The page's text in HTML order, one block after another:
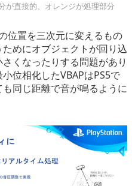
が直接的、オレンジが処理部分
位置を三次元に変えるもの
めにオブジェクトが回り込
くなったりする問題があり
位相化したVBAPはPS5で
同じ距離で音が鳴るように